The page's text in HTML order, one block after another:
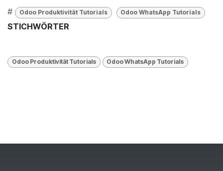
# Odoo Produktivität Tutorials Odoo WhatsApp Tutorials
STICHWÖRTER
Odoo Produktivität Tutorials Odoo WhatsApp Tutorials